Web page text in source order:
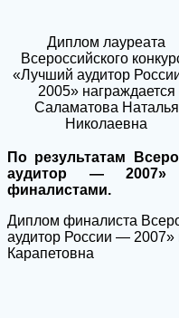
Диплом лауреата
Всероссийского
«Лучший аудитор
2005» награждается
Саламатова Наталья
Николаевна
По результатам
аудитор — 2007»
финалистами.
Диплом финалиста
аудитор России — 2007»
Карапетовна